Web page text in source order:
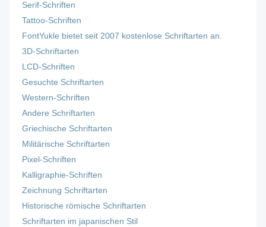
Serif-Schriften
Tattoo-Schriften
FontYukle bietet seit 2007 kostenlose Schriftarten an.
3D-Schriftarten
LCD-Schriften
Gesuchte Schriftarten
Western-Schriften
Andere Schriftarten
Griechische Schriftarten
Militärische Schriftarten
Pixel-Schriften
Kalligraphie-Schriften
Zeichnung Schriftarten
Historische römische Schriftarten
Schriftarten im japanischen Stil